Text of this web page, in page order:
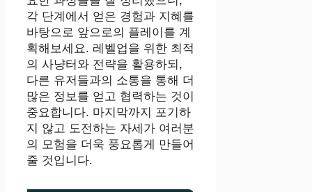
각 단계에서 얻은 경험과 지혜를
바탕으로 앞으로의 플레이를 계
획해보세요. 레벨업을 위한 최적
의 사냥터와 전략을 활용하되,
다른 유저들과의 소통을 통해 더
많은 정보를 얻고 협력하는 것이
중요합니다. 마지막까지 포기하
지 않고 도전하는 자세가 여러분
의 모험을 더욱 풍요롭게 만들어
줄 것입니다.